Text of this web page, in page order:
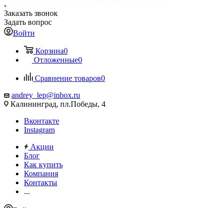
Заказать звонок
Задать вопрос
Войти
Корзина0
Отложенные0
Сравнение товаров0
andrey_lep@inbox.ru
Калининград, пл.Победы, 4
Вконтакте
Instagram
Акции
Блог
Как купить
Компания
Контакты
...